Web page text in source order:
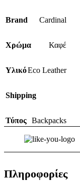
Brand Cardinal
Χρώμα Καφέ
ΥλικόEco Leather
Shipping
Τύπος Backpacks
Πληροφορίες